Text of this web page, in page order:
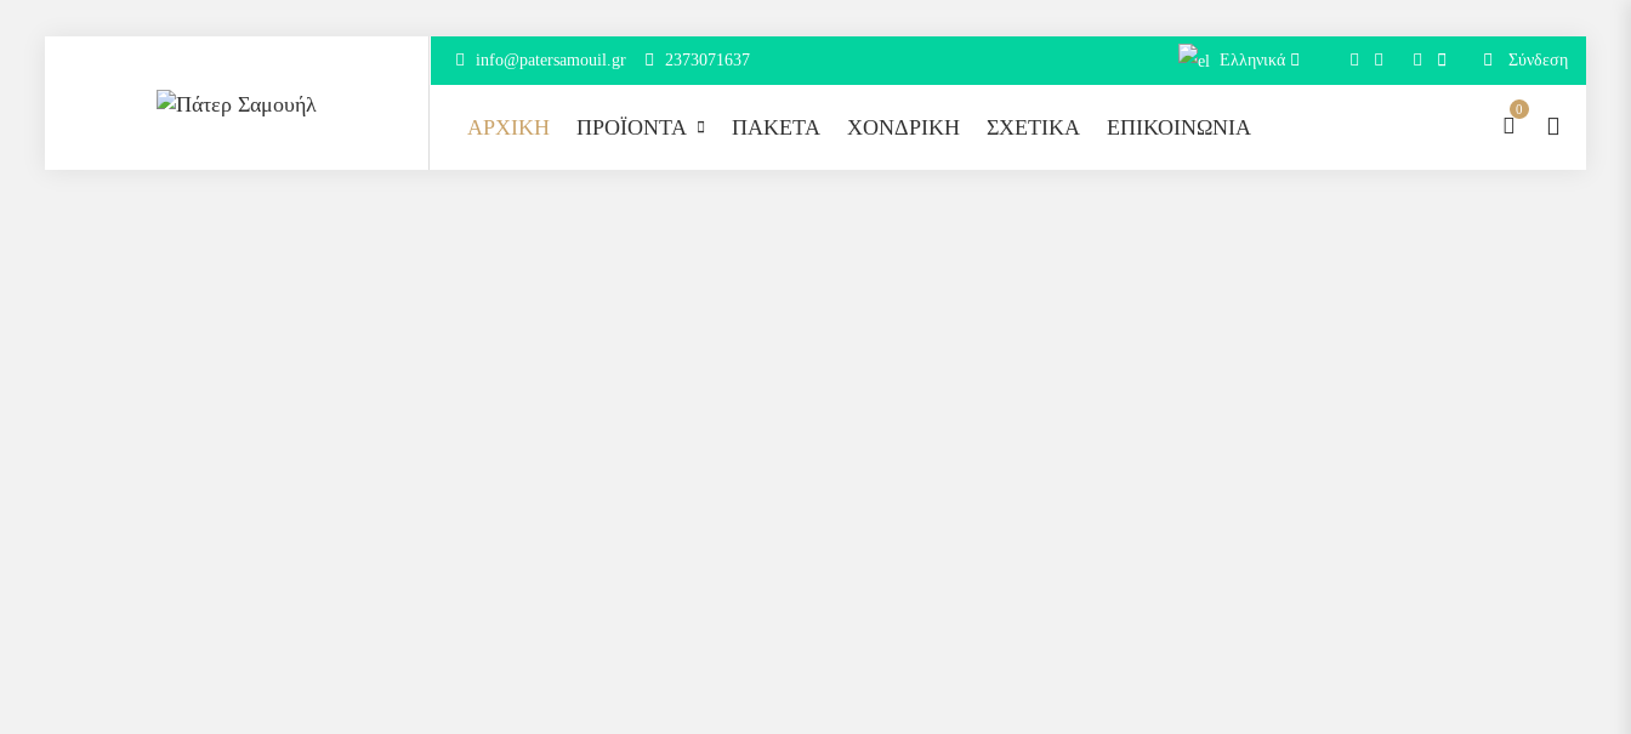
info@patersamouil.gr 2373071637 Ελληνικά Σύνδεση
ΑΡΧΙΚΉ ΠΡΟΪΌΝΤΑ ΠΑΚΈΤΑ ΧΟΝΔΡΙΚΉ ΣΧΕΤΙΚΆ ΕΠΙΚΟΙΝΩΝΊΑ
0